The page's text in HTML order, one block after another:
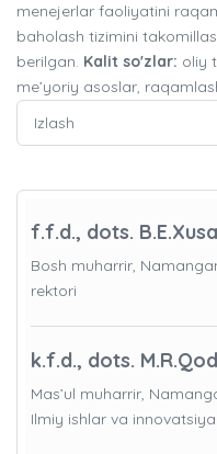
menejerlar faoliyatini
baholash tizimini
berilgan. Kalit so'zlar: oliy
me’yoriy asoslar,
f.f.d., dots.
Bosh muharrir,
rektori
k.f.d., dots.
Mas’ul muharrir,
Ilmiy ishlar va